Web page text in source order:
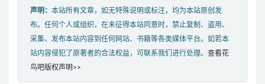
声明： 本站所有文章，如无特殊说明或标注，均为本站原创发
布。任何个人或组织，在未征得本站同意时，禁止复制、盗用、
采集、发布本站内容到任何网站、书籍等各类媒体平台。如若本
站内容侵犯了原著者的合法权益，可联系我们进行处理。 查看花
鸟吧版权声明>>